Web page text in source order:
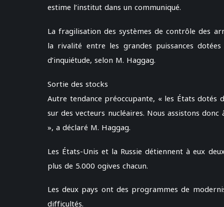
estime l’institut dans un communiqué.
La fragilisation des systèmes de contrôle des
la rivalité entre les grandes puissances
d’inquiétude, selon M. Haggag.
Sortie des stocks
Autre tendance préoccupante, « les États dotés
sur des vecteurs nucléaires. Nous assistons
», a déclaré M. Haggag.
Les États-Unis et la Russie détiennent à eux
plus de 5.000 ogives chacun.
Les deux pays ont des programmes de
difficultés.